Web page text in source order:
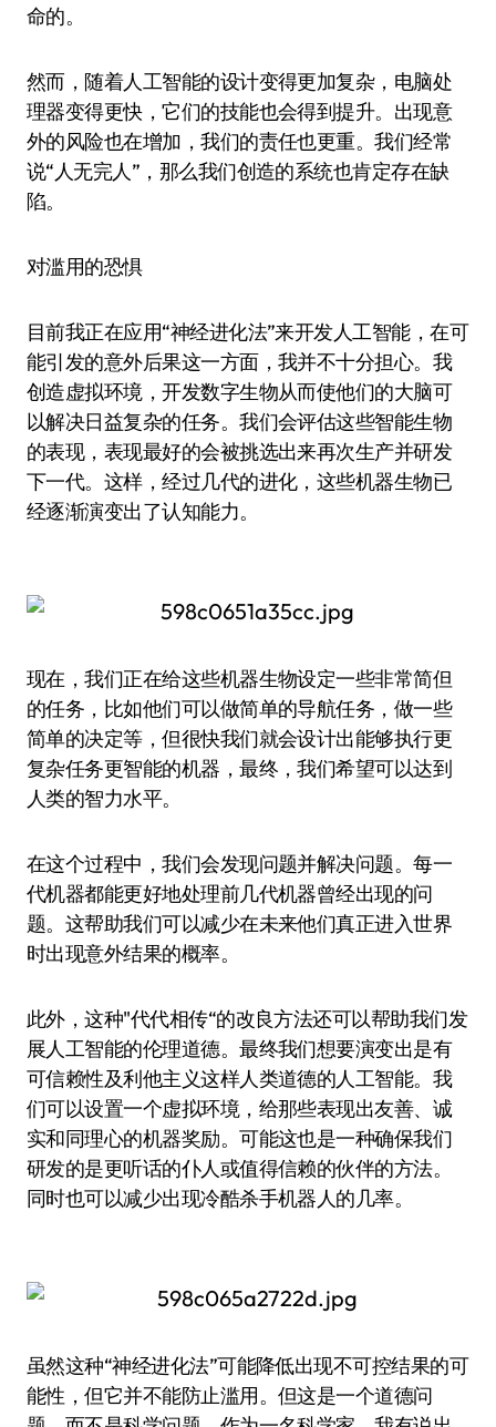
命的。
然而，随着人工智能的设计变得更加复杂，电脑处
理器变得更快，它们的技能也会得到提升。出现意
外的风险也在增加，我们的责任也更重。我们经常
说“人无完人”，那么我们创造的系统也肯定存在缺
陷。
对滥用的恐惧
目前我正在应用“神经进化法”来开发人工智能，在可
能引发的意外后果这一方面，我并不十分担心。我
创造虚拟环境，开发数字生物从而使他们的大脑可
以解决日益复杂的任务。我们会评估这些智能生物
的表现，表现最好的会被挑选出来再次生产并研发
下一代。这样，经过几代的进化，这些机器生物已
经逐渐演变出了认知能力。
现在，我们正在给这些机器生物设定一些非常简但
的任务，比如他们可以做简单的导航任务，做一些
简单的决定等，但很快我们就会设计出能够执行更
复杂任务更智能的机器，最终，我们希望可以达到
人类的智力水平。
在这个过程中，我们会发现问题并解决问题。每一
代机器都能更好地处理前几代机器曾经出现的问
题。这帮助我们可以减少在未来他们真正进入世界
时出现意外结果的概率。
此外，这种"代代相传“的改良方法还可以帮助我们发
展人工智能的伦理道德。最终我们想要演变出是有
可信赖性及利他主义这样人类道德的人工智能。我
们可以设置一个虚拟环境，给那些表现出友善、诚
实和同理心的机器奖励。可能这也是一种确保我们
研发的是更听话的仆人或值得信赖的伙伴的方法。
同时也可以减少出现冷酷杀手机器人的几率。
虽然这种“神经进化法”可能降低出现不可控结果的可
能性，但它并不能防止滥用。但这是一个道德问